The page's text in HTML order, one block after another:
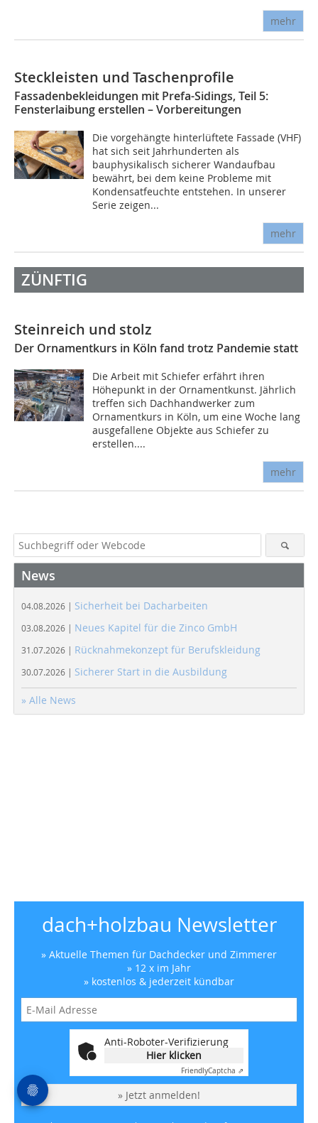
mehr
Steckleisten und Taschenprofile
Fassadenbekleidungen mit Prefa-Sidings, Teil 5:
Fensterlaibung erstellen – Vorbereitungen
Die vorgehängte hinterlüftete Fassade (VHF)
hat sich seit Jahrhunderten als
bauphysikalisch sicherer Wandaufbau
bewährt, bei dem keine Probleme mit
Kondensatfeuchte entstehen. In unserer
Serie zeigen...
mehr
ZÜNFTIG
Steinreich und stolz
Der Ornamentkurs in Köln fand trotz Pandemie statt
Die Arbeit mit Schiefer erfährt ihren
Höhepunkt in der Ornamentkunst. Jährlich
treffen sich Dachhandwerker zum
Ornamentkurs in Köln, um eine Woche lang
ausgefallene Objekte aus Schiefer zu
erstellen....
mehr
News
04.08.2026 | Sicherheit bei Dacharbeiten
03.08.2026 | Neues Kapitel für die Zinco GmbH
31.07.2026 | Rücknahmekonzept für Berufskleidung
30.07.2026 | Sicherer Start in die Ausbildung
» Alle News
dach+holzbau Newsletter
» Aktuelle Themen für Dachdecker und Zimmerer
» 12 x im Jahr
» kostenlos & jederzeit kündbar
Anti-Roboter-Verifizierung
Hier klicken
FriendlyCaptcha ⇗
» Jetzt anmelden!